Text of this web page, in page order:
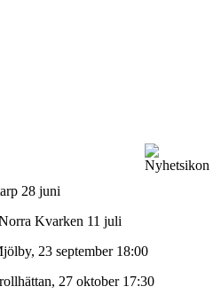
28 juni
Kvarken 11 juli
23 september 18:00
27 oktober 17:30